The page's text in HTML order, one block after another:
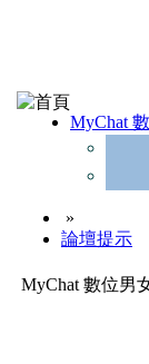
MyChat
»
論壇提示
MyChat 數位男